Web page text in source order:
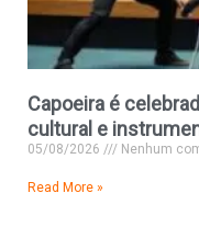
Capoeira é
cultural e
05/08/2026 Nenhum
Read More »